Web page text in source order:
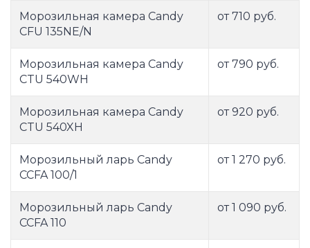
Морозильная камера Candy
CFU 135NE/N
от 710 руб.
Морозильная камера Candy
CTU 540WH
от 790 руб.
Морозильная камера Candy
CTU 540XH
от 920 руб.
Морозильный ларь Candy
CCFA 100/1
от 1 270 руб.
Морозильный ларь Candy
CCFA 110
от 1 090 руб.